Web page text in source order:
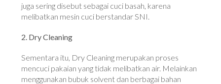
juga sering disebut sebagai cuci basah, karena
melibatkan mesin cuci berstandar SNI.
2. Dry Cleaning
Sementara itu, Dry Cleaning merupakan proses
mencuci pakaian yang tidak melibatkan air. Melainkan
menggunakan bubuk solvent dan berbagai bahan